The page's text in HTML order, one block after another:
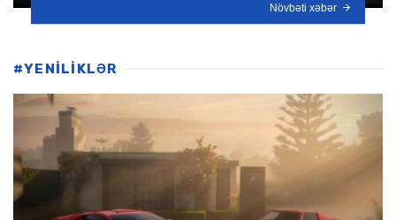
Növbəti xəbər
#YENİLİKLƏR